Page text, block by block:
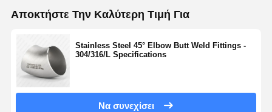
Αποκτήστε Την Καλύτερη Τιμή Για
Stainless Steel 45° Elbow Butt Weld Fittings -
304/316/L Specifications
Να συνεχίσει